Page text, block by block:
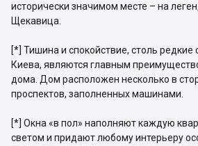
исторически значимом месте – на
Щекавица.
[*] Тишина и спокойствие, столь редкие
Киева, являются главным
дома. Дом расположен несколько в
проспектов, заполненных машинами.
[*] Окна «в пол» наполняют каждую
светом и придают любому интерьеру